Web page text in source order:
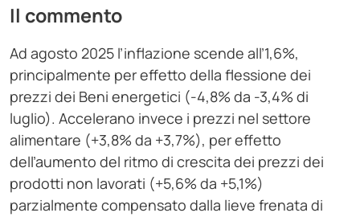
Il commento
Ad agosto 2025 l’inflazione scende all’1,6%,
principalmente per effetto della flessione dei
prezzi dei Beni energetici (-4,8% da -3,4% di
luglio). Accelerano invece i prezzi nel settore
alimentare (+3,8% da +3,7%), per effetto
dell’aumento del ritmo di crescita dei prezzi dei
prodotti non lavorati (+5,6% da +5,1%)
parzialmente compensato dalla lieve frenata di